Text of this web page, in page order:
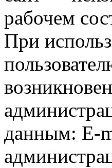
рабочем
При
данным: E-